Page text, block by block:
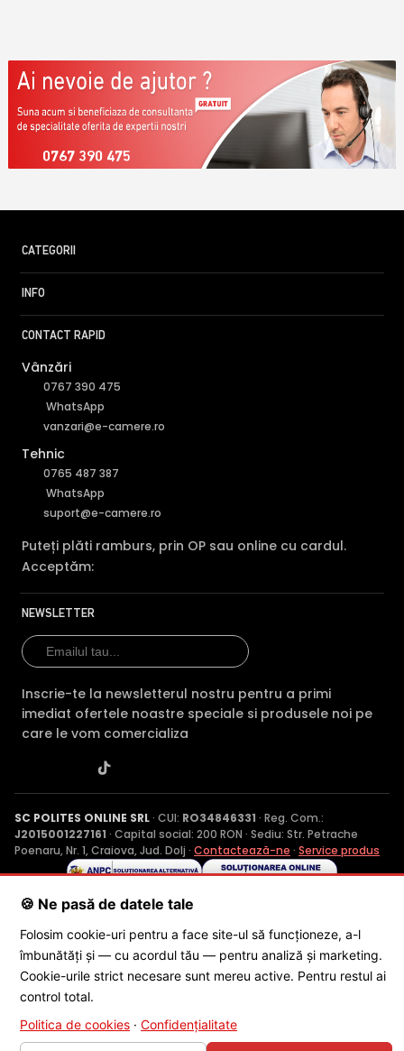
0767 390 475
CATEGORII
INFO
CONTACT RAPID
Vânzări
0767 390 475
WhatsApp
vanzari@e-camere.ro
Tehnic
0765 487 387
WhatsApp
suport@e-camere.ro
Puteți plăti ramburs, prin OP sau online cu cardul.
Acceptăm:
NEWSLETTER
Inscrie-te la newsletterul nostru pentru a primi
imediat ofertele noastre speciale si produsele noi pe
care le vom comercializa
SC POLITES ONLINE SRL· CUI: RO34846331 · Reg. Com.:
J2015001227161 · Capital social: 200 RON · Sediu: Str. Petrache
Poenaru, Nr. 1, Craiova, Jud. Dolj · Contactează-ne · Service produs
© 2026 SC POLITES ONLINE SRL
🍪 Ne pasă de datele tale
Folosim cookie-uri pentru a face site-ul să funcționeze, a-l
îmbunătăți și — cu acordul tău — pentru analiză și marketing.
Cookie-urile strict necesare sunt mereu active. Pentru restul ai
control total.
Politica de cookies · Confidențialitate